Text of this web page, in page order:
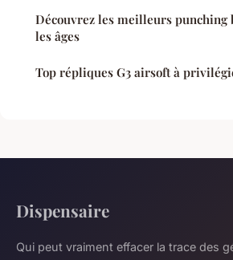
Découvrez les meilleurs punching
les âges
Top répliques G3 airsoft à
Dispensaire
Qui peut vraiment effacer la trace des